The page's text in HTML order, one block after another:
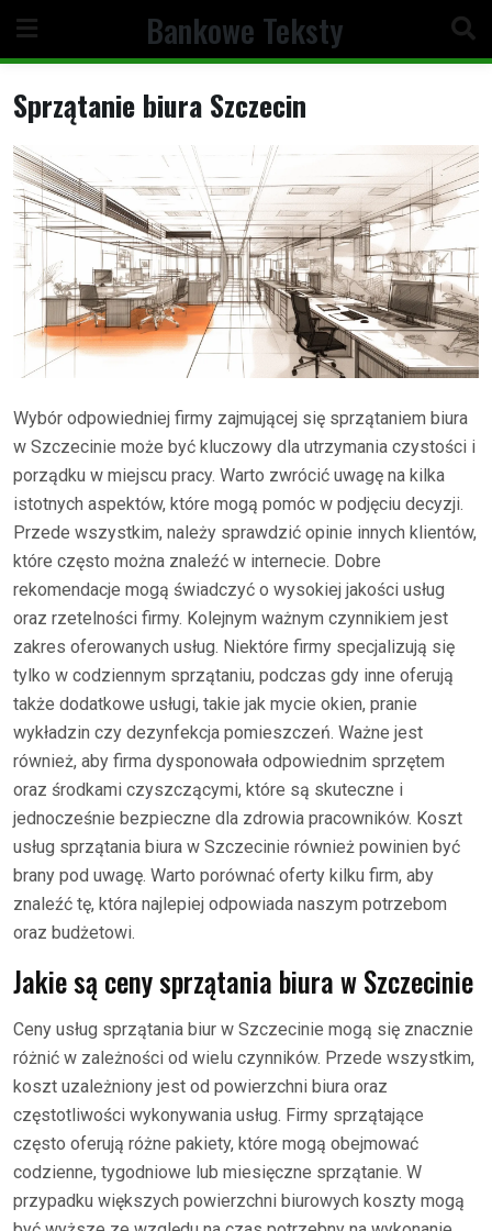
content
Bankowe Teksty
Sprzątanie biura Szczecin
Wybór odpowiedniej firmy zajmującej się sprzątaniem biura
w Szczecinie może być kluczowy dla utrzymania czystości i
porządku w miejscu pracy. Warto zwrócić uwagę na kilka
istotnych aspektów, które mogą pomóc w podjęciu decyzji.
Przede wszystkim, należy sprawdzić opinie innych klientów,
które często można znaleźć w internecie. Dobre
rekomendacje mogą świadczyć o wysokiej jakości usług
oraz rzetelności firmy. Kolejnym ważnym czynnikiem jest
zakres oferowanych usług. Niektóre firmy specjalizują się
tylko w codziennym sprzątaniu, podczas gdy inne oferują
także dodatkowe usługi, takie jak mycie okien, pranie
wykładzin czy dezynfekcja pomieszczeń. Ważne jest
również, aby firma dysponowała odpowiednim sprzętem
oraz środkami czyszczącymi, które są skuteczne i
jednocześnie bezpieczne dla zdrowia pracowników. Koszt
usług sprzątania biura w Szczecinie również powinien być
brany pod uwagę. Warto porównać oferty kilku firm, aby
znaleźć tę, która najlepiej odpowiada naszym potrzebom
oraz budżetowi.
Jakie są ceny sprzątania biura w Szczecinie
Ceny usług sprzątania biur w Szczecinie mogą się znacznie
różnić w zależności od wielu czynników. Przede wszystkim,
koszt uzależniony jest od powierzchni biura oraz
częstotliwości wykonywania usług. Firmy sprzątające
często oferują różne pakiety, które mogą obejmować
codzienne, tygodniowe lub miesięczne sprzątanie. W
przypadku większych powierzchni biurowych koszty mogą